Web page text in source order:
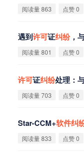
阅读量 863 点赞 0
遇到许可证纠纷，
阅读量 801 点赞 0
许可证纠纷处理：
阅读量 703 点赞 0
Star-CCM+软件纠
阅读量 833 点赞 0